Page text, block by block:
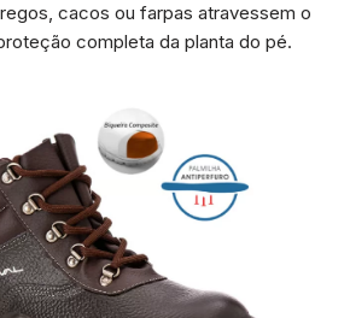
cacos ou farpas atravessem o
completa da planta do pé.